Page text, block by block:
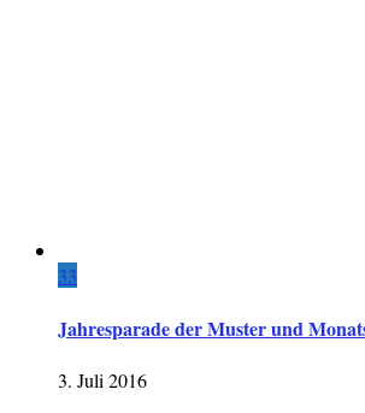
33
Jahresparade der Muster und
3. Juli 2016